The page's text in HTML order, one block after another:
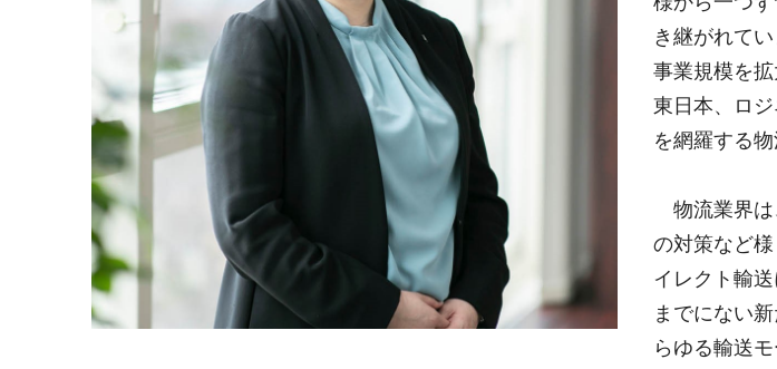
き継がれて
事業規模を
東日本、ロ
を網羅する
物流業界は
の対策など
イレクト輸
までにない
らゆる輸送